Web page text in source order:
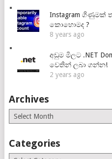
Instagram ගිණුමක්
කොහොමද ?
8 years ago
අඩුම මිලට .NET
වෙතින් ලබා ගන්න!
2 years ago
Archives
Archives
Categories